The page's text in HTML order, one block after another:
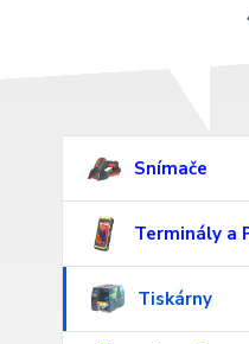
Snímače
Terminály a
Tiskárny